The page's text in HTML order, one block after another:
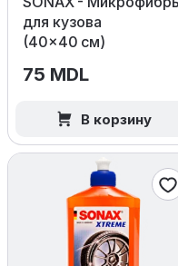
для кузова
(40×40 см)
75 MDL
В корзину